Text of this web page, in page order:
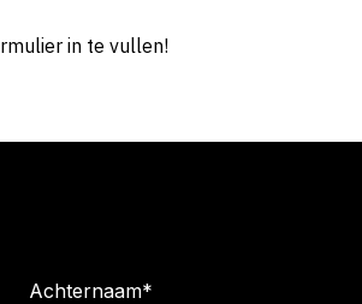
in te vullen!
Achternaam*